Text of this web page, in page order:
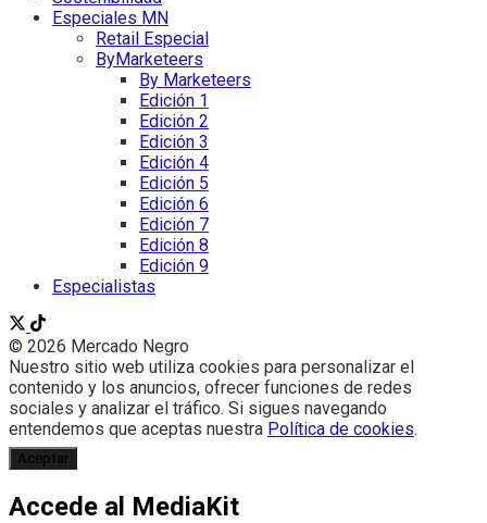
Especiales MN
Retail Especial
ByMarketeers
By Marketeers
Edición 1
Edición 2
Edición 3
Edición 4
Edición 5
Edición 6
Edición 7
Edición 8
Edición 9
Especialistas
© 2026 Mercado Negro
Nuestro sitio web utiliza cookies para personalizar el
contenido y los anuncios, ofrecer funciones de redes
sociales y analizar el tráfico. Si sigues navegando
entendemos que aceptas nuestra Política de cookies.
Aceptar
Accede al MediaKit